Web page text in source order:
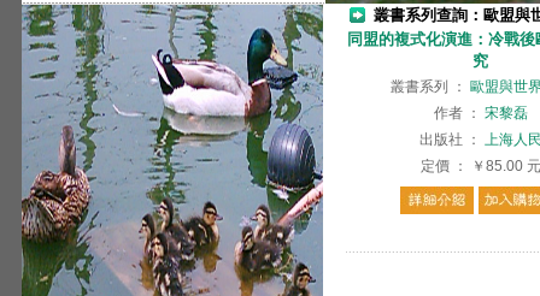
叢書系列查詢：歐盟與
同盟的複式化演進：冷戰
究
叢書系列 ：
歐盟與世
作者 ： 宋黎磊
出版社
： 上海人
定價 ： ￥85.00 元